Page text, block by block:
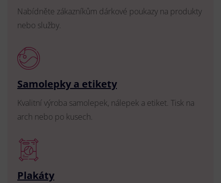
Nabídněte zákazníkům dárkové poukazy na produkty
nebo služby.
Samolepky a etikety
Kvalitní výroba samolepek, nálepek a etiket. Tisk na
arch nebo po kusech.
Plakáty